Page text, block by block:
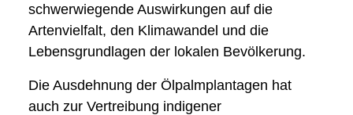
schwerwiegende Auswirkungen auf die
Artenvielfalt, den Klimawandel und die
Lebensgrundlagen der lokalen Bevölkerung.
Die Ausdehnung der Ölpalmplantagen hat
auch zur Vertreibung indigener